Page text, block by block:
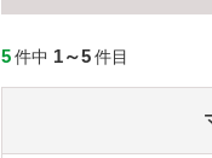
5件中 1～5件目